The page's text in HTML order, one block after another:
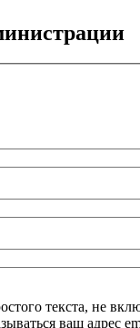
текста, не
ваш адрес